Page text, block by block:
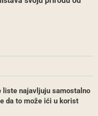
liste najavljuju samostalno
da to može ići u korist